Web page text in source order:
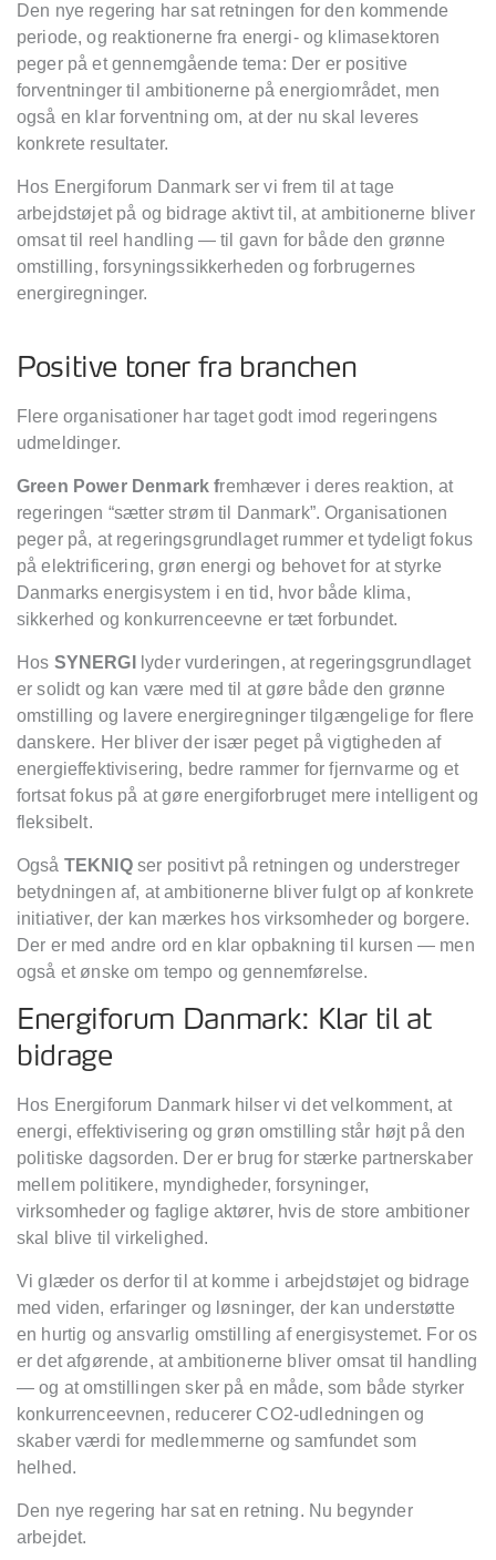
Den nye regering har sat retningen for den kommende
periode, og reaktionerne fra energi- og klimasektoren
peger på et gennemgående tema: Der er positive
forventninger til ambitionerne på energiområdet, men
også en klar forventning om, at der nu skal leveres
konkrete resultater.
Hos Energiforum Danmark ser vi frem til at tage
arbejdstøjet på og bidrage aktivt til, at ambitionerne bliver
omsat til reel handling — til gavn for både den grønne
omstilling, forsyningssikkerheden og forbrugernes
energiregninger.
Positive toner fra branchen
Flere organisationer har taget godt imod regeringens
udmeldinger.
Green Power Denmark fremhæver i deres reaktion, at
regeringen “sætter strøm til Danmark”. Organisationen
peger på, at regeringsgrundlaget rummer et tydeligt fokus
på elektrificering, grøn energi og behovet for at styrke
Danmarks energisystem i en tid, hvor både klima,
sikkerhed og konkurrenceevne er tæt forbundet.
Hos SYNERGI
lyder vurderingen, at regeringsgrundlaget
er solidt og kan være med til at gøre både den grønne
omstilling og lavere energiregninger tilgængelige for flere
danskere. Her bliver der især peget på vigtigheden af
energieffektivisering, bedre rammer for fjernvarme og et
fortsat fokus på at gøre energiforbruget mere intelligent og
fleksibelt.
Også TEKNIQ ser positivt på retningen og understreger
betydningen af, at ambitionerne bliver fulgt op af konkrete
initiativer, der kan mærkes hos virksomheder og borgere.
Der er med andre ord en klar opbakning til kursen — men
også et ønske om tempo og gennemførelse.
Energiforum Danmark: Klar til at
bidrage
Hos Energiforum Danmark hilser vi det velkomment, at
energi, effektivisering og grøn omstilling står højt på den
politiske dagsorden. Der er brug for stærke partnerskaber
mellem politikere, myndigheder, forsyninger,
virksomheder og faglige aktører, hvis de store ambitioner
skal blive til virkelighed.
Vi glæder os derfor til at komme i arbejdstøjet og bidrage
med viden, erfaringer og løsninger, der kan understøtte
en hurtig og ansvarlig omstilling af energisystemet. For os
er det afgørende, at ambitionerne bliver omsat til handling
— og at omstillingen sker på en måde, som både styrker
konkurrenceevnen, reducerer CO2-udledningen og
skaber værdi for medlemmerne og samfundet som
helhed.
Den nye regering har sat en retning. Nu begynder
arbejdet.